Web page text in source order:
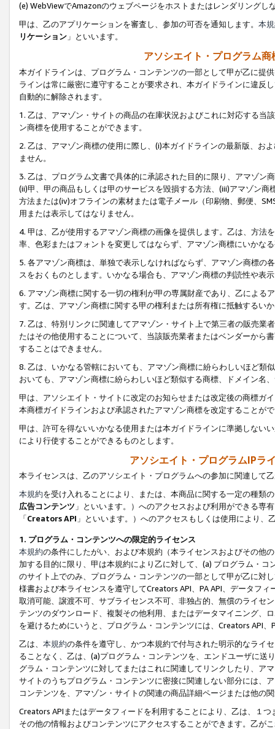
(e) WebViewでAmazonのウェブページをホストまたはレンダリングし
甲は、乙のアプリケーションを審査し、参加の可否を通知します。 本
リケーション 」といいます。
アソシエイト・プログラム
本ガイドラインは、プログラム・コンテンツの一部として甲が乙に提
ラインは常に厳密に遵守することが要求され、本ガイドラインに違反
自動的に解除されます。
1. 乙は、アマゾン・サイトの商品の在庫状況およびこれに対応する
ン商標を使用することができます。
2. 乙は、アマゾン商標の使用に際し、(i)本ガイドラインの最新版、お
ません。
3. 乙は、プログラム文書で具体的に承認された目的に限り、アマゾン
(ii)甲、甲の商品もしくは甲のサービスを毀損する方法、(iii)アマゾン
方法または(iv)オフラインの素材または電子メール（印刷物、郵便、
用または表示してはなりません。
4. 甲は、乙が使用するアマゾン商標の画像を提供します。乙は、方
率、色彩またはフォントを変更してはならず、アマゾン商標にいかな
5. 各アマゾン商標は、単独で表示しなければならず、アマゾン商標
スをおくものとします。いかなる場合も、アマゾン商標の判読性や表
6. アマゾン商標に関する一切の権利が甲の専属財産であり、乙による
す。乙は、アマゾン商標に関する甲の権利または所有権に抵触するい
7. 乙は、特別リンクに関連してアマゾン・サイト上で第三者の販売
たはその他使用することについて、当該販売業者またはベンダーから
することはできません。
8. 乙は、いかなる管轄においても、アマゾン商標に紛らわしいほど類
おいても、アマゾン商標に紛らわしいほど類似する商標、ドメイン名
甲は、アソシエイト・サイトに改定のお知らせまたは改定後の商標ガ
本商標ガイドラインおよび承認されたアマゾン商標を改定することが
甲は、許可を得ないいかなる使用または本ガイドラインに準拠しない
により行使することができるものとします。
アソシエイト・プログラムIPラ
本ライセンスは、乙のアソシエイト・プログラムへの参加に関連して
本規約を受け入れることにより、または、本商品に関する一定の種類
広告コンテンツ 」といいます。）へのアクセスおよび利用ができる専
「Creators API 」といいます。）へのアクセスもしくは使用により
1. プログラム・コンテンツへの限定的ライセンス
本規約の条件にしたがい、および本規約（本ライセンスおよびその他
加する目的に限り、甲は本規約により乙に対して、(a) プログラム・
のサイト上でのみ、プログラム・コンテンツの一部として甲が乙に対
様書および本ライセンスを遵守してCreators API、PA API、データフ
取消可能、譲渡不可、サブライセンス不可、非独占的、無償のライセ
テンツのダウンロード、複製その他利用、またはデータマイニング、
を避けるためにいうと、プログラム・コンテンツには、Creators API
乙は、 本規約の条件を遵守し、かつ本規約で付与された明示的なライ
ることなく、乙は、(a)プログラム・コンテンツを、エンドユーザに
グラム・コンテンツに対してまたはこれに関連してリンクしたり、ア
サイトのうちプログラム・コンテンツに密接に関連しない部分には、
コンテンツを、アマゾン・サイトの関連の商品詳細ページまたは他の
Creators APIまたはデータフィードを利用することにより、乙は、１
その他の情報およびコンテンツにアクセスすることができます。乙が